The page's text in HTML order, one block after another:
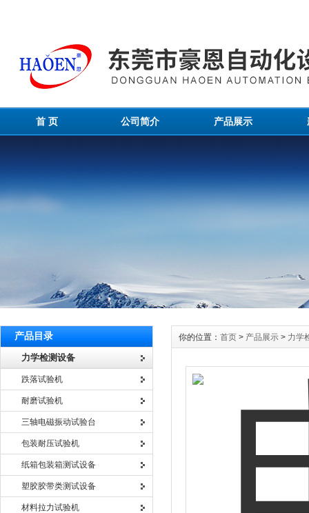
首 页 公司简介 产品展示
产品目录
力学检测设备
跌落试验机
耐磨试验机
三轴电磁振动试验台
包装耐压试验机
纸箱包装箱测试设备
塑胶胶带类测试设备
材料拉力试验机
你的位置： 首页 > 产品展示 > 力学